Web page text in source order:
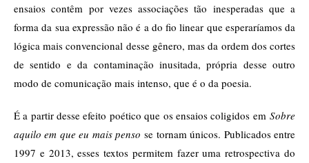
ensaios contêm por vezes associações tão inesperadas que a
forma da sua expressão não é a do fio linear que esperaríamos da
lógica mais convencional desse gênero, mas da ordem dos cortes
de sentido e da contaminação inusitada, própria desse outro
modo de comunicação mais intenso, que é o da poesia.
É a partir desse efeito poético que os ensaios coligidos em Sobre
aquilo em que eu mais penso se tornam únicos. Publicados entre
1997 e 2013, esses textos permitem fazer uma retrospectiva do